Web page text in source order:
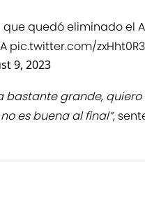
quedó eliminado el
pic.twitter.com/
9, 2023
bastante grande,
es buena al final”,